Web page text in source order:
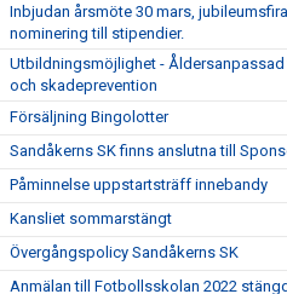
Inbjudan årsmöte 30 mars,
nominering till stipendier.
Utbildningsmöjlighet - Åldersanpassad
och skadeprevention
Försäljning Bingolotter
Sandåkerns SK finns anslutna till
Påminnelse uppstartsträff innebandy
Kansliet sommarstängt
Övergångspolicy Sandåkerns SK
Anmälan till Fotbollsskolan 2022